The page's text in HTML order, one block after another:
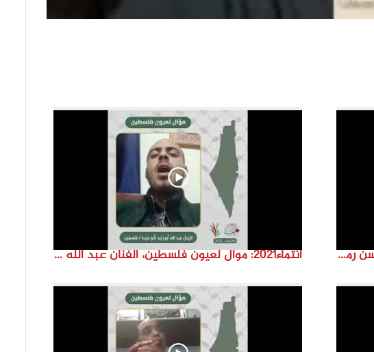
انتماء2021: موال لعيون فلسطين ، الفنان حسن رمزي ،الاردن انتماء2021: موال لعيون فلسطين، الفنان عبد الله ابو زنيد، فلسطين